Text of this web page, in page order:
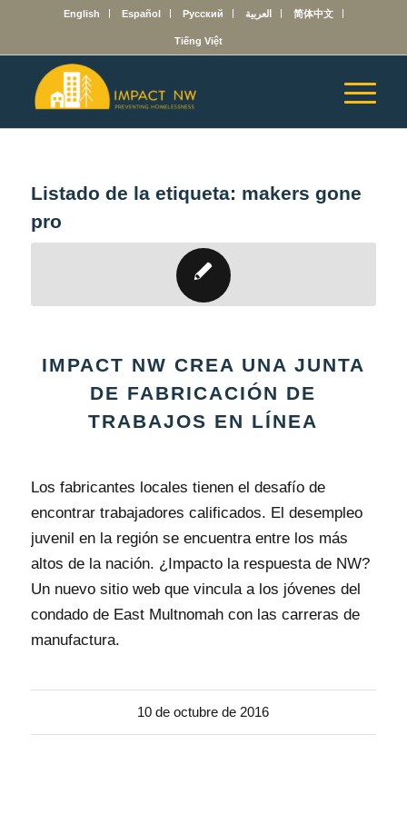
English Español Русский العربية 简体中文
Tiếng Việt
Listado de la etiqueta: makers gone
pro
IMPACT NW CREA UNA JUNTA
DE FABRICACIÓN DE
TRABAJOS EN LÍNEA
Los fabricantes locales tienen el desafío de
encontrar trabajadores calificados. El desempleo
juvenil en la región se encuentra entre los más
altos de la nación. ¿Impacto la respuesta de NW?
Un nuevo sitio web que vincula a los jóvenes del
condado de East Multnomah con las carreras de
manufactura.
10 de octubre de 2016